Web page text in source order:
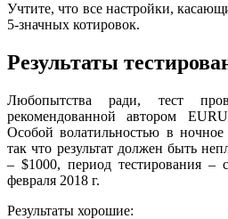
Учтите, что все настройки,
5-значных котировок.
Результаты
Любопытства ради, тест
рекомендованной автором
Особой волатильностью в
так что результат должен быть
– $1000, период тестирования –
февраля 2018 г.
Результаты хорошие: